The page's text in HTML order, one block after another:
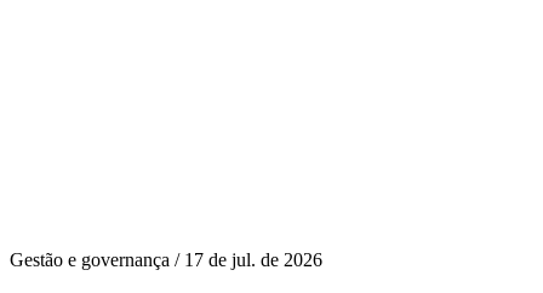
Gestão e governança / 17 de jul. de 2026